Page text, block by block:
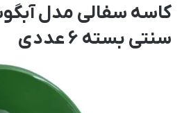
کاسه سفالی مدل
سنتی بسته 6 عددی